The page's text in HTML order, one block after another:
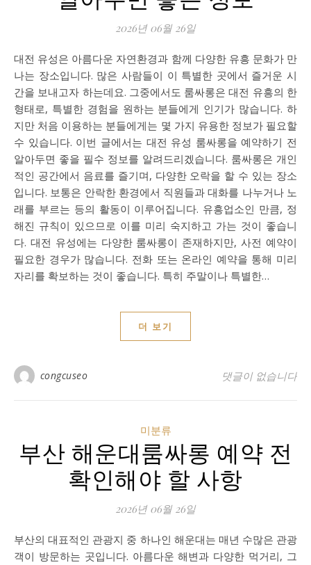
2026년 06월 26일
대전 유성은 아름다운 자연환경과 함께 다양한 유흥 문화가 만
나는 장소입니다. 많은 사람들이 이 특별한 곳에서 즐거운 시
간을 보내고자 하는데요. 그중에서도 룸싸롱은 대전 유흥의 한
형태로, 특별한 경험을 원하는 분들에게 인기가 많습니다. 하
지만 처음 이용하는 분들에게는 몇 가지 유용한 정보가 필요할
수 있습니다. 이번 글에서는 대전 유성 룸싸롱을 예약하기 전
알아두면 좋을 필수 정보를 알려드리겠습니다. 룸싸롱은 개인
적인 공간에서 음료를 즐기며, 다양한 오락을 할 수 있는 장소
입니다. 보통은 안락한 환경에서 직원들과 대화를 나누거나 노
래를 부르는 등의 활동이 이루어집니다. 유흥업소인 만큼, 정
해진 규칙이 있으므로 이를 미리 숙지하고 가는 것이 좋습니
다. 대전 유성에는 다양한 룸싸롱이 존재하지만, 사전 예약이
필요한 경우가 많습니다. 전화 또는 온라인 예약을 통해 미리
자리를 확보하는 것이 좋습니다. 특히 주말이나 특별한…
더 보기
congcuseo 댓글이 없습니다
미분류
부산 해운대룸싸롱 예약 전
확인해야 할 사항
2026년 06월 26일
부산의 대표적인 관광지 중 하나인 해운대는 매년 수많은 관광
객이 방문하는 곳입니다. 아름다운 해변과 다양한 먹거리, 그